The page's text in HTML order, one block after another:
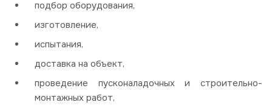
подбор оборудования,
изготовление,
испытания,
доставка на объект,
проведение пусконаладочных и строительно-
монтажных работ,